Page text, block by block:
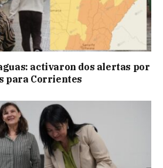
activaron dos alertas por
para Corrientes